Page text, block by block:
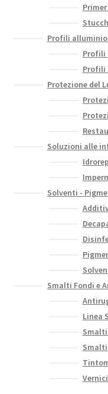
Profili alluminio
Profili
Profili
Protezione del
Soluzioni alle
Solventi -
Smalti Fondi e
Linea